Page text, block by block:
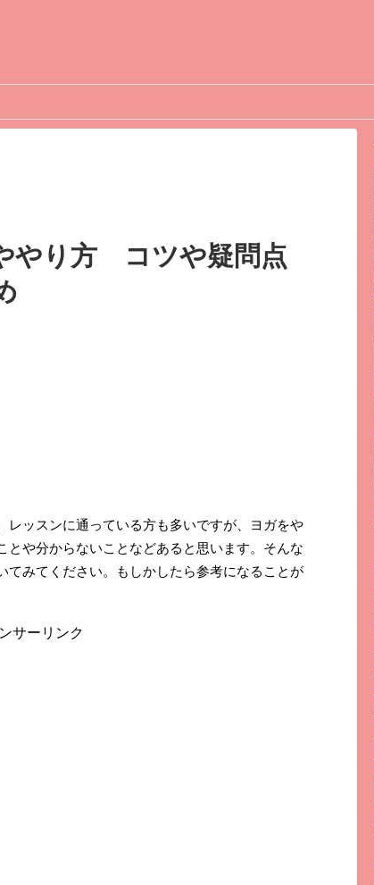
やり方 コツや疑問点
レッスンに通っている方も多いですが、ヨガをや
とや分からないことなどあると思います。そんな
てみてください。もしかしたら参考になることが
サーリンク